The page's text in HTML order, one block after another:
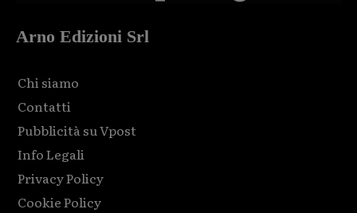
Arno Edizioni Srl
Chi siamo
Contatti
Pubblicità su Vpost
Info Legali
Privacy Policy
Cookie Policy